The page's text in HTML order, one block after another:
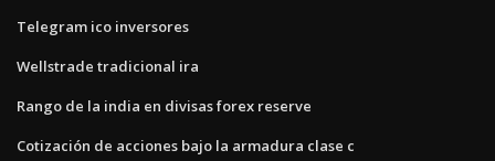
Telegram ico inversores
Wellstrade tradicional ira
Rango de la india en divisas forex reserve
Cotización de acciones bajo la armadura clase c